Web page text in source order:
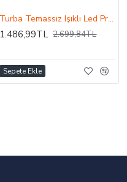
Turba Temassız Işıklı Led Profil 4,5 Watt
1.486,99TL 2.699,84TL
Sepete Ekle